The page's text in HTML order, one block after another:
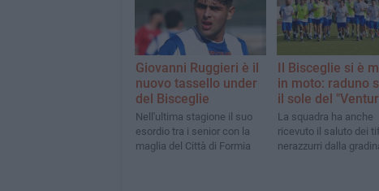
Giovanni Ruggieri è il
nuovo tassello under
del Bisceglie
Nell'ultima stagione il suo
esordio tra i senior con la
maglia del Città di Formia
Il Bisceglie si è
in moto: raduno
il sole del
La squadra ha anche
ricevuto il saluto dei
nerazzurri dalla